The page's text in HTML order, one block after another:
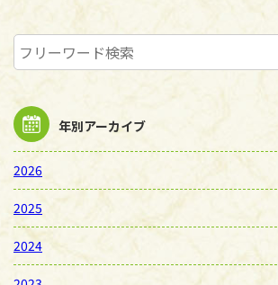
年別アーカイブ
2026
2025
2024